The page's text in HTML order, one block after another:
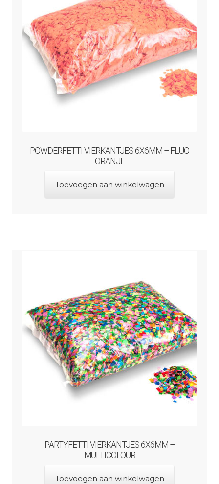
POWDERFETTI VIERKANTJES 6X6MM – FLUO
ORANJE
Toevoegen aan winkelwagen
PARTYFETTI VIERKANTJES 6X6MM –
MULTICOLOUR
Toevoegen aan winkelwagen